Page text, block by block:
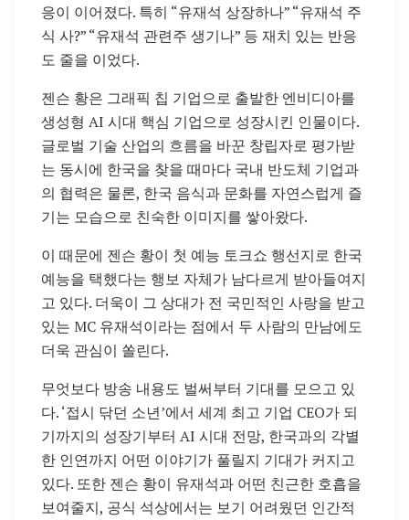
응이 이어졌다. 특히 “유재석 상장하나” “유재석 주
식 사?” “유재석 관련주 생기나” 등 재치 있는 반응
도 줄을 이었다.
젠슨 황은 그래픽 칩 기업으로 출발한 엔비디아를
생성형 AI 시대 핵심 기업으로 성장시킨 인물이다.
글로벌 기술 산업의 흐름을 바꾼 창립자로 평가받
는 동시에 한국을 찾을 때마다 국내 반도체 기업과
의 협력은 물론, 한국 음식과 문화를 자연스럽게 즐
기는 모습으로 친숙한 이미지를 쌓아왔다.
이 때문에 젠슨 황이 첫 예능 토크쇼 행선지로 한국
예능을 택했다는 행보 자체가 남다르게 받아들여지
고 있다. 더욱이 그 상대가 전 국민적인 사랑을 받고
있는 MC 유재석이라는 점에서 두 사람의 만남에도
더욱 관심이 쏠린다.
무엇보다 방송 내용도 벌써부터 기대를 모으고 있
다. ‘접시 닦던 소년’에서 세계 최고 기업 CEO가 되
기까지의 성장기부터 AI 시대 전망, 한국과의 각별
한 인연까지 어떤 이야기가 풀릴지 기대가 커지고
있다. 또한 젠슨 황이 유재석과 어떤 친근한 호흡을
보여줄지, 공식 석상에서는 보기 어려웠던 인간적